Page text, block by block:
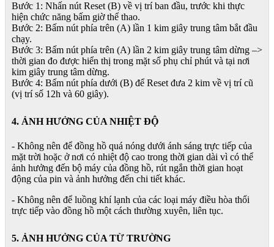
Bước 1: Nhấn nút Reset (B) về vị trí ban đầu, trước khi thực
hiện chức năng bấm giờ thể thao.
Bước 2: Bấm nút phía trên (A) lần 1 kim giây trung tâm bắt đầu
chạy.
Bước 3: Bấm nút phía trên (A) lần 2 kim giây trung tâm dừng –>
thời gian đo được hiển thị trong mặt số phụ chỉ phút và tại nơi
kim giây trung tâm dừng.
Bước 4: Bấm nút phía dưới (B) để Reset đưa 2 kim về vị trí cũ
(vị trí số 12h và 60 giây).
4. ẢNH HƯỞNG CỦA NHIỆT ĐỘ
- Không nên để đồng hồ quá nóng dưới ánh sáng trực tiếp của
mặt trời hoặc ở nơi có nhiệt độ cao trong thời gian dài vì có thể
ảnh hưởng đến bộ máy của đồng hồ, rút ngắn thời gian hoạt
động của pin và ảnh hưởng đến chi tiết khác.
- Không nên để luồng khí lạnh của các loại máy điều hòa thổi
trực tiếp vào đồng hồ một cách thường xuyên, liên tục.
5. ẢNH HƯỞNG CỦA TỪ TRƯỜNG